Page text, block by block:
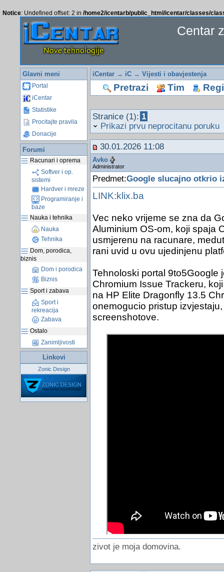
Notice: Undefined offset: 2 in /home2/icentarb/public_html/icentar/classes/
Centar
Glavni meni
Portal
iCentar
Statistike
Procitajte pravila
Donacije
Forumi
Racunari i oprema
Softver i op.
sistemi
Hardver i mreze
Programiranje i
baze
Nauka i tehnika
Nauka
Tehnika
Dom, porodica,
biznis
Dom i porodica
Biznis
Sport i zabava
Sport i
rekreacija
Zabava
Ostalo
Zanimljivosti
Linkovi
Zonic Design
iCentar→ iC→ Vijesti i obavjestenja
Pretrazi Tim
Stranice (1): 1
Prikazi prvu neprocitanu poruku
30.01.2026 11:08
Avko
Administrator
Predmet:Google slucajno otkrio
LINK:klix.ba
Vec neko vrijeme se zna da
Aluminium OS-om, koji spaja
usmjerenu na racunare,
rani uvid u ovu ujedinjenu
Tehnoloski portal 9to5Google
Chromium Issue Trackeru,
na HP Elite Dragonfly 13.5
onemogucio pristup
screenshotove.
zivot je moja domovina.